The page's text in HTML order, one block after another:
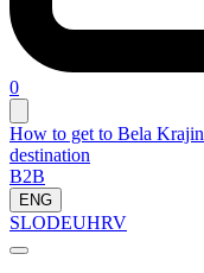
0
How to get to Bela
destination
B2B
ENG
SLODEUHRV